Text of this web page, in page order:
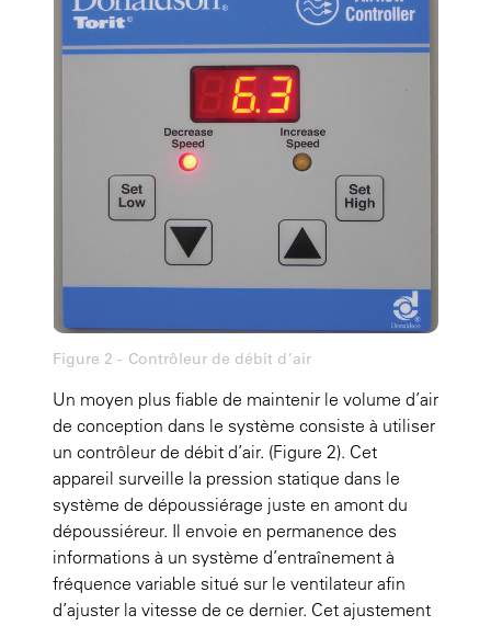
Figure 2 - Contrôleur de débit d’air
Un moyen plus fiable de maintenir le volume d’air
de conception dans le système consiste à utiliser
un contrôleur de débit d’air. (Figure 2). Cet
appareil surveille la pression statique dans le
système de dépoussiérage juste en amont du
dépoussiéreur. Il envoie en permanence des
informations à un système d’entraînement à
fréquence variable situé sur le ventilateur afin
d’ajuster la vitesse de ce dernier. Cet ajustement